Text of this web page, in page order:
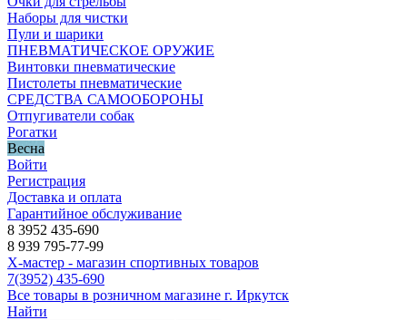
Наборы для чистки
Пули и шарики
ПНЕВМАТИЧЕСКОЕ ОРУЖИЕ
Винтовки пневматические
Пистолеты пневматические
СРЕДСТВА САМООБОРОНЫ
Отпугиватели собак
Рогатки
Весна
Войти
Регистрация
Доставка и оплата
Гарантийное обслуживание
8 3952 435-690
8 939 795-77-99
Х-мастер - магазин спортивных товаров
7(3952) 435-690
Все товары в розничном магазине г. Иркутск
Найти